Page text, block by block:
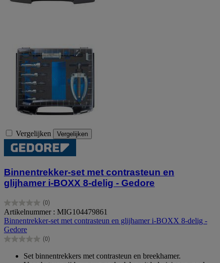
Vergelijken Vergelijken
Binnentrekker-set met contrasteun en
glijhamer i-BOXX 8-delig - Gedore
(0)
0.0
van
de
5
sterren.
Artikelnummer : MIG104479861
Binnentrekker-set met contrasteun en glijhamer i-BOXX 8-delig -
Gedore
(0)
0.0
Set binnentrekkers met contrasteun en breekhamer.